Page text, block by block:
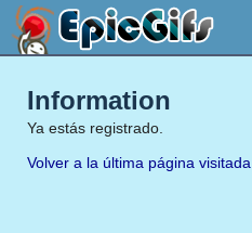
Information
Ya estás registrado.
Volver a la última página visitada